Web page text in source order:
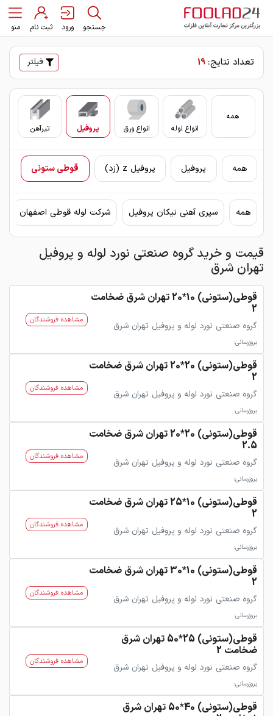
جستجو ورود ثبت نام منو
تعداد نتایج: 19 فیلتر
همه
انواع لوله
انواع ورق پروفیل تیرآهن
همه پروفیل پروفیل z (زد) قوطی ستونی
همه سپری آهنی نیکان پروفیل شرکت لوله قوطی اصفهان
قیمت و خرید گروه صنعتی نورد لوله و پروفیل
تهران شرق
قوطی(ستونی) 10*20 تهران شرق ضخامت
2
گروه صنعتی نورد لوله و پروفیل تهران شرق
بروزرسانی:
مشاهده فروشندگان
قوطی(ستونی) 20*20 تهران شرق ضخامت
2
گروه صنعتی نورد لوله و پروفیل تهران شرق
بروزرسانی:
مشاهده فروشندگان
قوطی(ستونی) 20*20 تهران شرق ضخامت
2.5
گروه صنعتی نورد لوله و پروفیل تهران شرق
بروزرسانی:
مشاهده فروشندگان
قوطی(ستونی) 10*25 تهران شرق ضخامت
2
گروه صنعتی نورد لوله و پروفیل تهران شرق
بروزرسانی:
مشاهده فروشندگان
قوطی(ستونی) 10*30 تهران شرق ضخامت
2
گروه صنعتی نورد لوله و پروفیل تهران شرق
بروزرسانی:
مشاهده فروشندگان
قوطی(ستونی) 25*50 تهران شرق
ضخامت 2
گروه صنعتی نورد لوله و پروفیل تهران شرق
بروزرسانی:
مشاهده فروشندگان
قوطی(ستونی) 40*50 تهران شرق